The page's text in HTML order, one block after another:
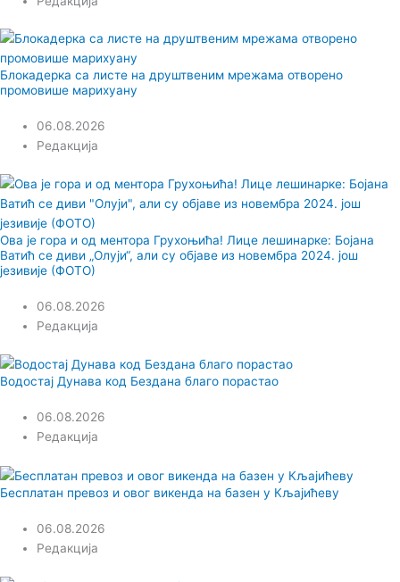
Блокадерка са листе на друштвеним мрежама отворено
промовише марихуану
06.08.2026
Редакција
Ова је гора и од ментора Грухоњића! Лице лешинарке: Бојана
Ватић се диви „Олуји“, али су објаве из новембра 2024. још
језивије (ФОТО)
06.08.2026
Редакција
Водостај Дунава код Бездана благо порастао
06.08.2026
Редакција
Бесплатан превоз и овог викенда на базен у Кљајићеву
06.08.2026
Редакција